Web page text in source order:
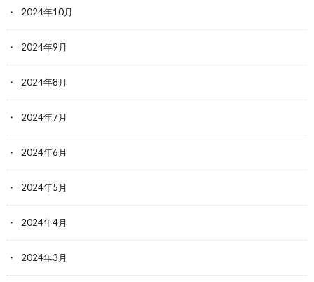
2024年10月
2024年9月
2024年8月
2024年7月
2024年6月
2024年5月
2024年4月
2024年3月